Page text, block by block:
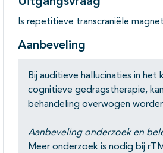
openklappen
open- en dichtklappen
open- en dichtklappen
Is repetitieve transcraniële
Aanbeveling
Bij auditieve hallucinaties in
cognitieve gedragstherapie,
behandeling overwogen
Aanbeveling onderzoek en
Meer onderzoek is nodig bij